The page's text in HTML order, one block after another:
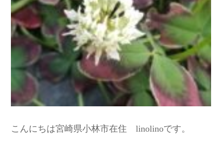
こんにちは宮崎県小林市在住 linolinoです。